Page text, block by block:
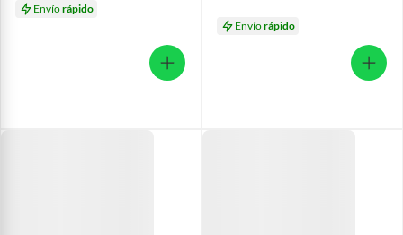
Envíorápido
Envíorápido